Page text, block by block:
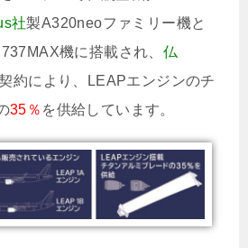
社製A320neoファミリー機と
機に搭載され、 仏
約により、LEAPエンジンのチ
35％ を供給しています。